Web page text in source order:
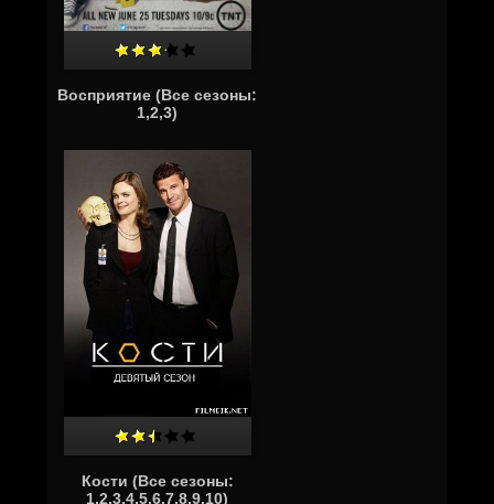
Восприятие (Все сезоны:
1,2,3)
Кости (Все сезоны:
1,2,3,4,5,6,7,8,9,10)